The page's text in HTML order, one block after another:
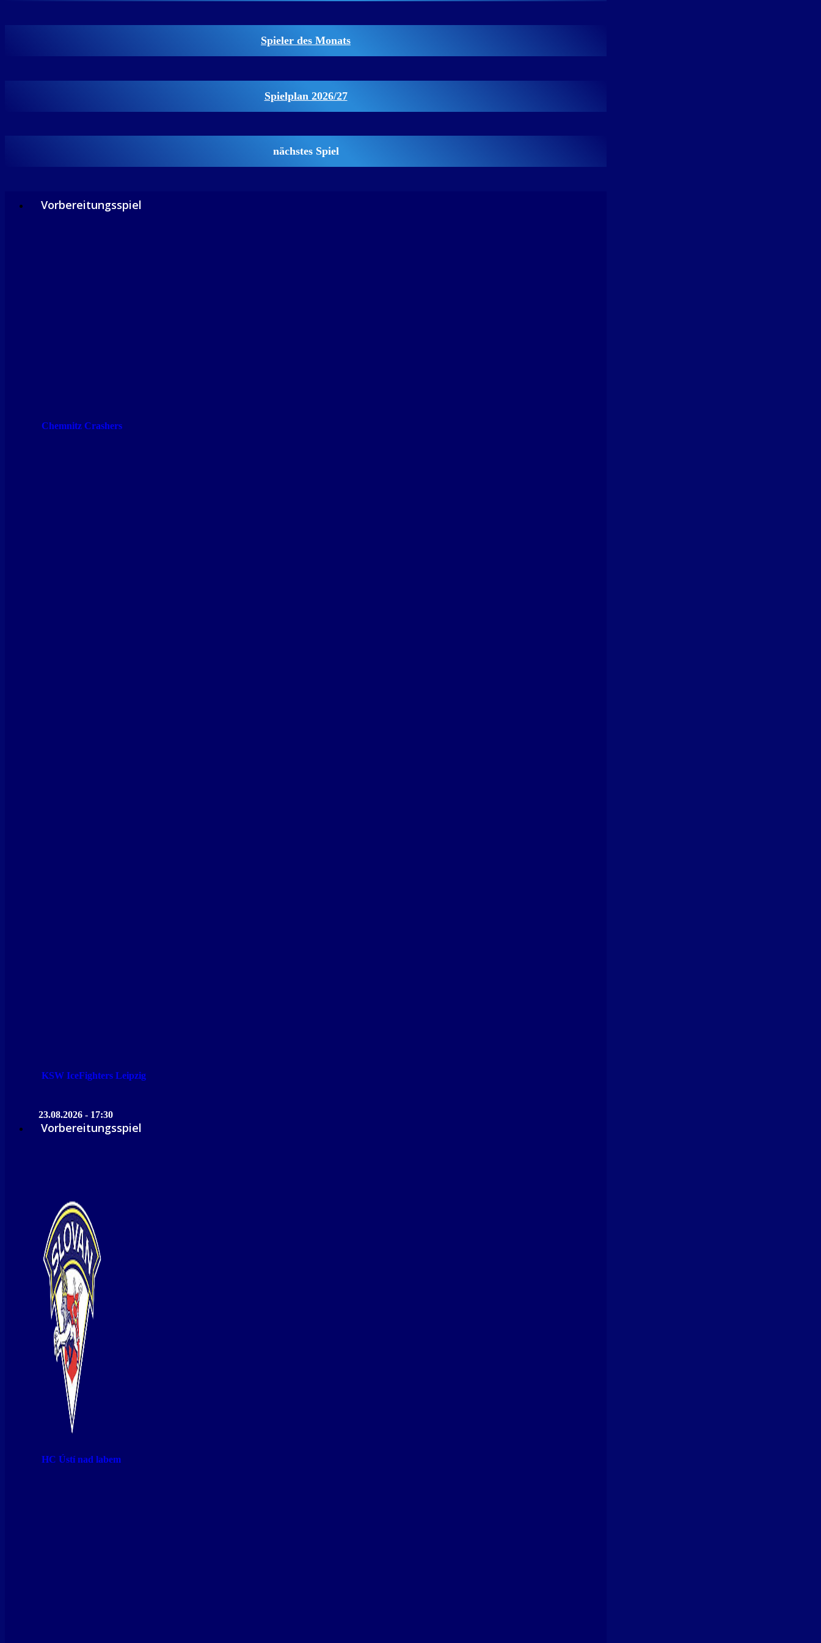
Spieler des Monats
Spielplan 2026/27
nächstes Spiel
Vorbereitungsspiel
Chemnitz Crashers
KSW IceFighters Leipzig
23.08.2026 - 17:30
Vorbereitungsspiel
HC Ústí nad labem